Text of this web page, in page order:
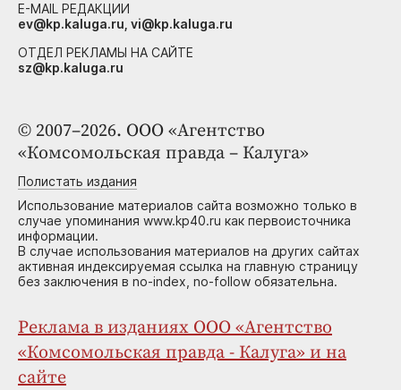
© 2007–2026. ООО «Агентство
«Комсомольская правда – Калуга»
Полистать издания
Использование материалов сайта возможно только в
случае упоминания www.kp40.ru как первоисточника
информации.
В случае использования материалов на других сайтах
активная индексируемая ссылка на главную страницу
без заключения в no-index, no-follow обязательна.
Реклама в изданиях ООО «Агентство
«Комсомольская правда - Калуга» и на
сайте
E-MAIL РЕДАКЦИИ
ev@kp.kaluga.ru, vi@kp.kaluga.ru
ОТДЕЛ РЕКЛАМЫ НА САЙТЕ
sz@kp.kaluga.ru